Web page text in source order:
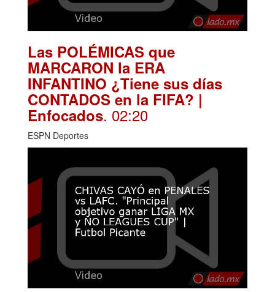
Las POLÉMICAS que
MARCARON la ERA
INFANTINO ¿Tiene sus días
CONTADOS en la FIFA? |
Enfocados. 02:20
ESPN Deportes